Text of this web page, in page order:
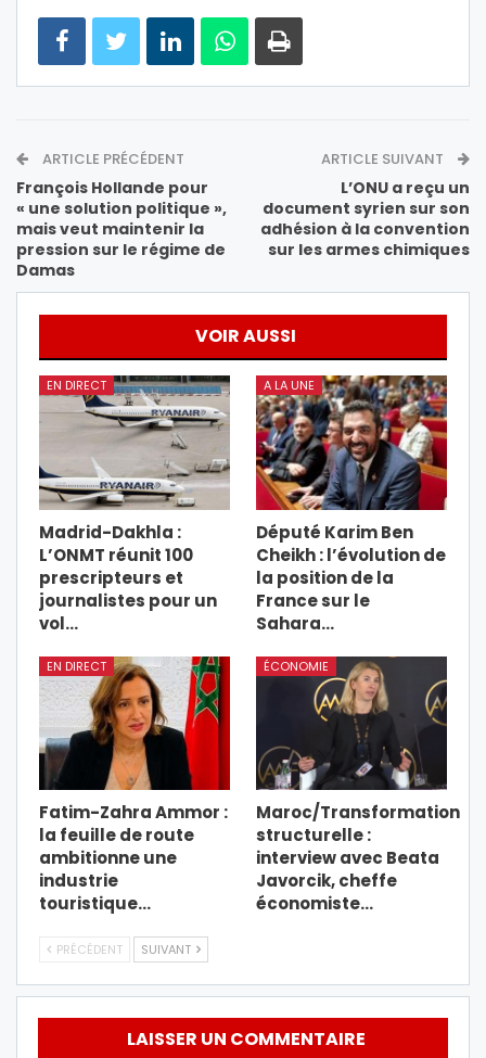
ARTICLE PRÉCÉDENT
François Hollande pour
« une solution politique »,
mais veut maintenir la
pression sur le régime de
Damas
ARTICLE SUIVANT
L’ONU a reçu un
document syrien sur son
adhésion à la convention
sur les armes chimiques
VOIR AUSSI
EN DIRECT
Madrid-Dakhla :
L’ONMT réunit 100
prescripteurs et
journalistes pour un
vol…
A LA UNE
Député Karim Ben
Cheikh : l’évolution de
la position de la
France sur le
Sahara…
EN DIRECT
Fatim-Zahra Ammor :
la feuille de route
ambitionne une
industrie
touristique…
ÉCONOMIE
Maroc/Transformation
structurelle :
interview avec Beata
Javorcik, cheffe
économiste…
PRÉCÉDENT SUIVANT
LAISSER UN COMMENTAIRE